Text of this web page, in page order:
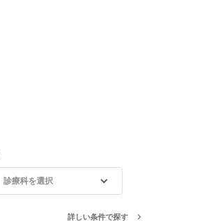
診療科を選択
詳しい条件で探す